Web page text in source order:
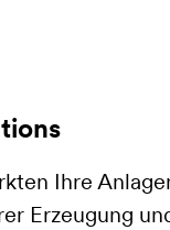
Ihre
Erzeugung